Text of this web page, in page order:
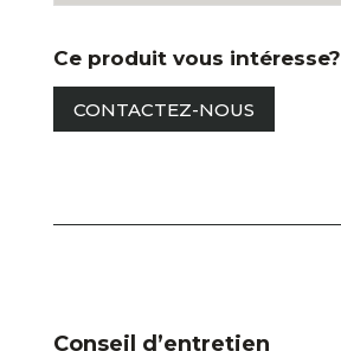
Ce produit vous intéresse?
CONTACTEZ-NOUS
Conseil d’entretien